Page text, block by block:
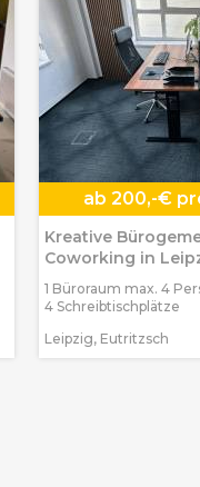
ab 200,-€
Kreative
Coworking in
1 Büroraum max. 4
4 Schreibtischplätze
Leipzig, Eutritzsch